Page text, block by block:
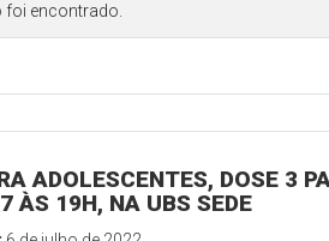
foi encontrado.
ADOLESCENTES, DOSE 3
ÀS 19H, NA UBS SEDE